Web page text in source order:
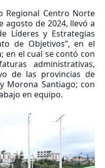
Regional Centro Norte
agosto de 2024, llevó a
Líderes y Estrategias
de Objetivos”, en el
en el cual se contó con
administrativas,
de las provincias de
Morona Santiago; con
en equipo.